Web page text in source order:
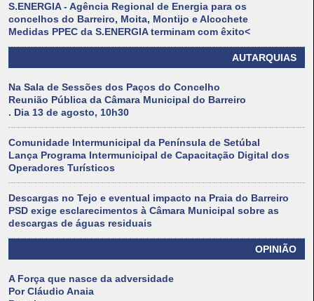
S.ENERGIA - Agência Regional de Energia para os
concelhos do Barreiro, Moita, Montijo e Alcochete
Medidas PPEC da S.ENERGIA terminam com êxito<
AUTARQUIAS
Na Sala de Sessões dos Paços do Concelho
Reunião Pública da Câmara Municipal do Barreiro
. Dia 13 de agosto, 10h30
Comunidade Intermunicipal da Península de Setúbal
Lança Programa Intermunicipal de Capacitação Digital dos
Operadores Turísticos
Descargas no Tejo e eventual impacto na Praia do Barreiro
PSD exige esclarecimentos à Câmara Municipal sobre as
descargas de águas residuais
OPINIÃO
A Força que nasce da adversidade
Por Cláudio Anaia